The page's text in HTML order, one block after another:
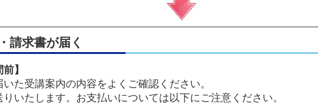
請求書が届く
】
た受講案内の内容をよくご確認ください。
いたします。お支払いについては以下にご注意ください。